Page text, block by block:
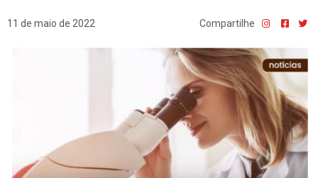
11 de maio de 2022 Compartilhe